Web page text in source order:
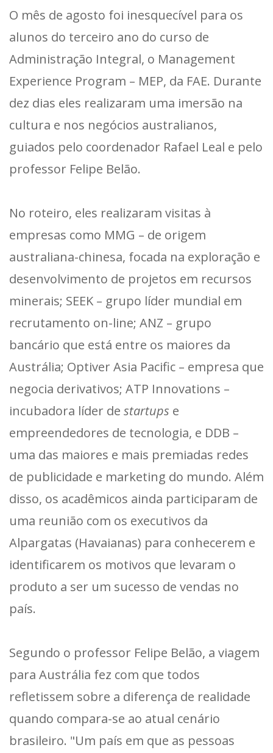
O mês de agosto foi inesquecível para os
alunos do terceiro ano do curso de
Administração Integral, o Management
Experience Program – MEP, da FAE. Durante
dez dias eles realizaram uma imersão na
cultura e nos negócios australianos,
guiados pelo coordenador Rafael Leal e pelo
professor Felipe Belão.
No roteiro, eles realizaram visitas à
empresas como MMG – de origem
australiana-chinesa, focada na exploração e
desenvolvimento de projetos em recursos
minerais; SEEK – grupo líder mundial em
recrutamento on-line; ANZ – grupo
bancário que está entre os maiores da
Austrália; Optiver Asia Pacific – empresa que
negocia derivativos; ATP Innovations –
incubadora líder de startups e
empreendedores de tecnologia, e DDB –
uma das maiores e mais premiadas redes
de publicidade e marketing do mundo. Além
disso, os acadêmicos ainda participaram de
uma reunião com os executivos da
Alpargatas (Havaianas) para conhecerem e
identificarem os motivos que levaram o
produto a ser um sucesso de vendas no
país.
Segundo o professor Felipe Belão, a viagem
para Austrália fez com que todos
refletissem sobre a diferença de realidade
quando compara-se ao atual cenário
brasileiro. "Um país em que as pessoas